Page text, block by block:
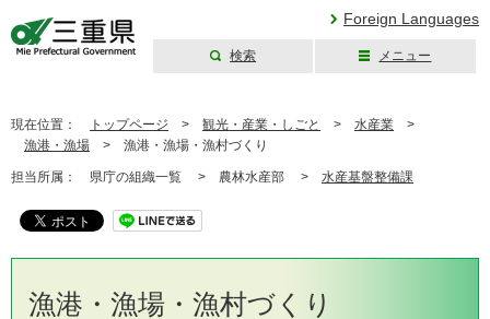
Foreign Languages
検索 メニュー
現在位置： トップページ > 観光・産業・しごと > 水産業 >
漁港・漁場 > 漁港・漁場・漁村づくり
担当所属： 県庁の組織一覧 > 農林水産部 > 水産基盤整備課
漁港・漁場・漁村づくり